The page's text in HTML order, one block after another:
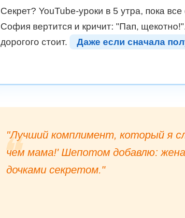
Секрет? YouTube-уроки в 5 утра, пока
София вертится и кричит: "Пап,
дорогого стоит.
Даже если сначала
"Лучший комплимент, который я
чем мама!' Шепотом добавлю:
дочками секретом."